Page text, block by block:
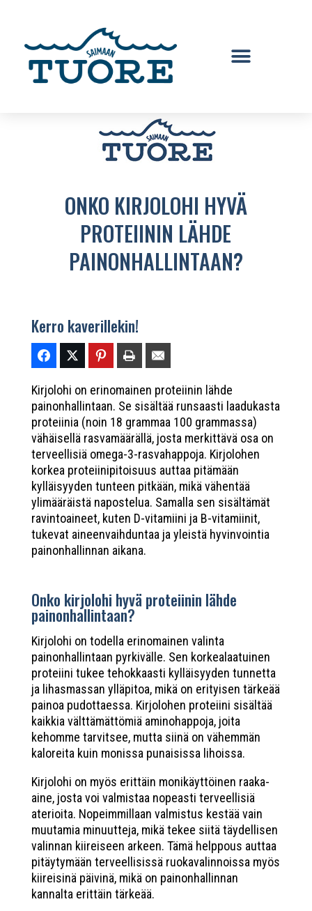
ONKO KIRJOLOHI HYVÄ
PROTEIININ LÄHDE
PAINONHALLINTAAN?
Kerro kaverillekin!
Kirjolohi on erinomainen proteiinin lähde
painonhallintaan. Se sisältää runsaasti laadukasta
proteiinia (noin 18 grammaa 100 grammassa)
vähäisellä rasvamäärällä, josta merkittävä osa on
terveellisiä omega-3-rasvahappoja. Kirjolohen
korkea proteiinipitoisuus auttaa pitämään
kylläisyyden tunteen pitkään, mikä vähentää
ylimääräistä napostelua. Samalla sen sisältämät
ravintoaineet, kuten D-vitamiini ja B-vitamiinit,
tukevat aineenvaihduntaa ja yleistä hyvinvointia
painonhallinnan aikana.
Onko kirjolohi hyvä proteiinin lähde
painonhallintaan?
Kirjolohi on todella erinomainen valinta
painonhallintaan pyrkivälle. Sen korkealaatuinen
proteiini tukee tehokkaasti kylläisyyden tunnetta
ja lihasmassan ylläpitoa, mikä on erityisen tärkeää
painoa pudottaessa. Kirjolohen proteiini sisältää
kaikkia välttämättömiä aminohappoja, joita
kehomme tarvitsee, mutta siinä on vähemmän
kaloreita kuin monissa punaisissa lihoissa.
Kirjolohi on myös erittäin monikäyttöinen raaka-
aine, josta voi valmistaa nopeasti terveellisiä
aterioita. Nopeimmillaan valmistus kestää vain
muutamia minuutteja, mikä tekee siitä täydellisen
valinnan kiireiseen arkeen. Tämä helppous auttaa
pitäytymään terveellisissä ruokavalinnoissa myös
kiireisinä päivinä, mikä on painonhallinnan
kannalta erittäin tärkeää.